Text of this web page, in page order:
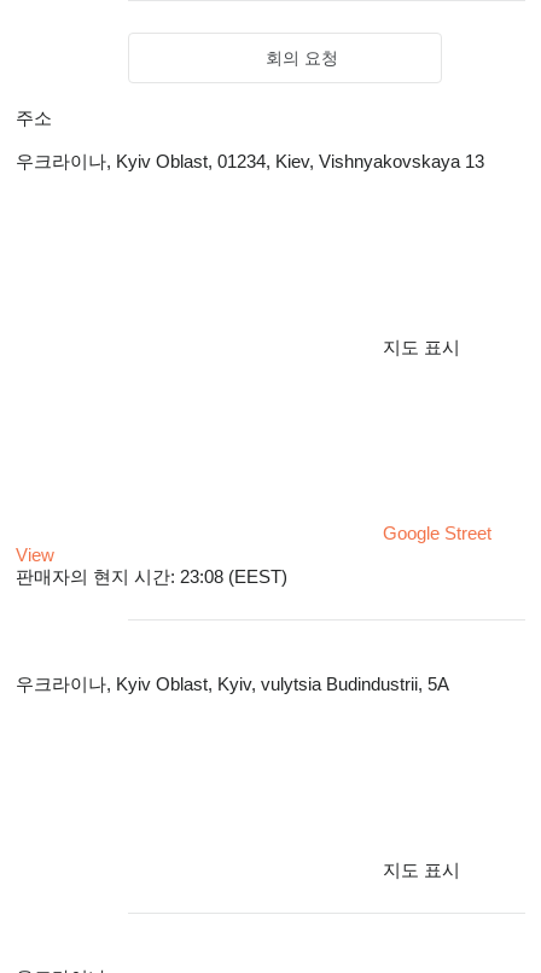
회의 요청
주소
우크라이나, Kyiv Oblast, 01234, Kiev, Vishnyakovskaya 13
지도 표시
Google Street
View
판매자의 현지 시간: 23:08 (EEST)
우크라이나, Kyiv Oblast, Kyiv, vulytsia Budindustrii, 5A
지도 표시